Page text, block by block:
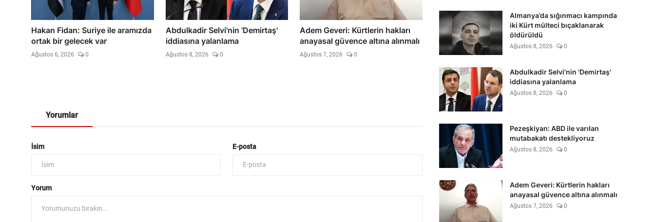
Hakan Fidan: Suriye ile aramızda
ortak bir gelecek var
Ağustos 6, 2026 0
Abdulkadir Selvi'nin 'Demirtaş'
iddiasına yalanlama
Ağustos 8, 2026 0
Adem Geveri: Kürtlerin hakları
anayasal güvence altına alınmalı
Ağustos 7, 2026 0
Yorumlar
İsim E-posta
Yorum
Almanya’da sığınmacı kampında
iki Kürt mülteci bıçaklanarak
öldürüldü
Ağustos 8, 2026 0
Abdulkadir Selvi'nin 'Demirtaş'
iddiasına yalanlama
Ağustos 8, 2026 0
Pezeşkiyan: ABD ile varılan
mutabakatı destekliyoruz
Ağustos 8, 2026 0
Adem Geveri: Kürtlerin hakları
anayasal güvence altına alınmalı
Ağustos 7, 2026 0